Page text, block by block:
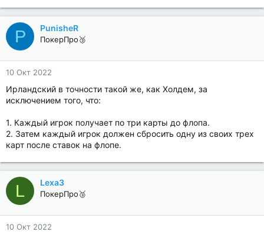
P PunisheR
ПокерПро🥉
10 Окт 2022
Ирландский в точности такой же, как Холдем, за
исключением того, что:
1. Каждый игрок получает по три карты до флопа.
2. Затем каждый игрок должен сбросить одну из своих трех
карт после ставок на флопе.
L Lexa3
ПокерПро🥉
10 Окт 2022